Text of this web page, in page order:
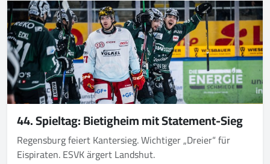
44. Spieltag: Bietigheim mit Statement-Sieg
Regensburg feiert Kantersieg. Wichtiger „Dreier“ für
Eispiraten. ESVK ärgert Landshut.